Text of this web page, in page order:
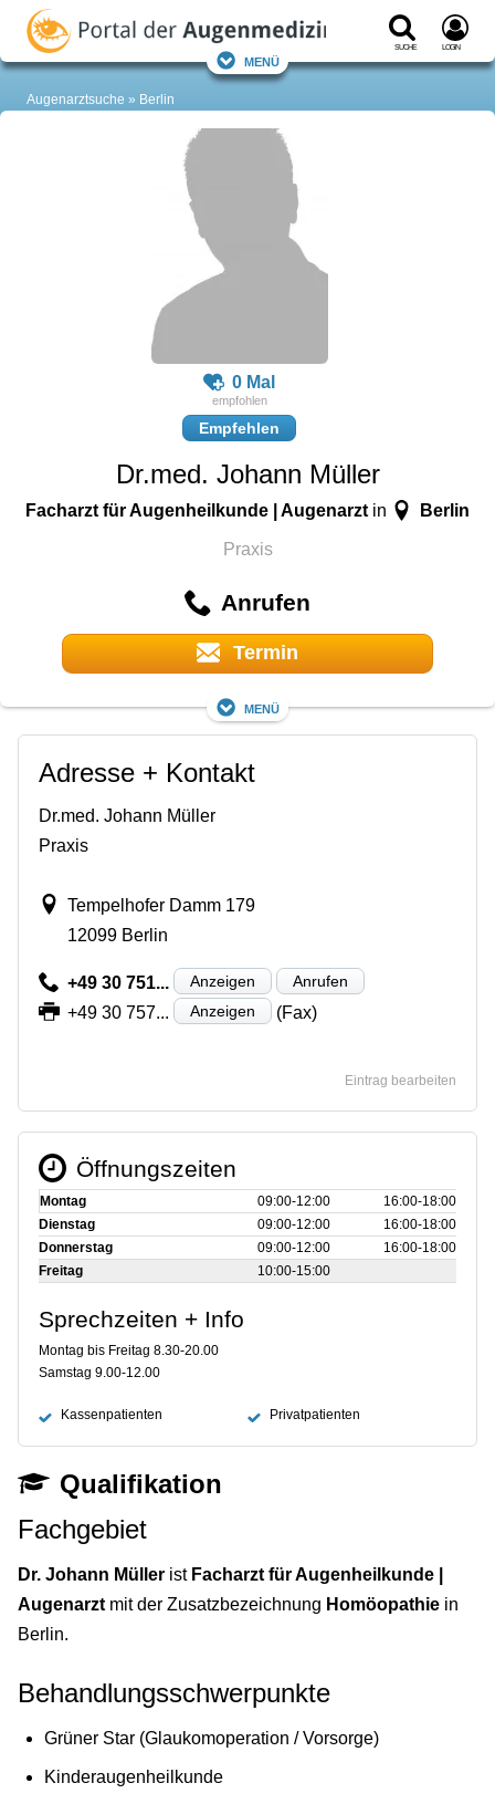
Suche Login
Menü
Augenarztsuche Berlin
0 Mal
Empfehlen
Dr.med. Johann Müller
Facharzt für Augenheilkunde | Augenarzt in Berlin
Praxis
Anrufen
Termin
Menü
Adresse + Kontakt
Dr.med. Johann Müller
Praxis
Tempelhofer Damm 179
12099 Berlin
+49 30 751... Anzeigen Anrufen
+49 30 757... Anzeigen (Fax)
Eintrag bearbeiten
Öffnungszeiten
Montag 09:00‑12:00
16:00‑18:00
Dienstag
09:00‑12:00
16:00‑18:00
Donnerstag
09:00‑12:00
16:00‑18:00
Freitag
10:00‑15:00
Sprechzeiten + Info
Montag bis Freitag 8.30-20.00
Samstag 9.00-12.00
Kassenpatienten Privatpatienten
Qualifikation
Fachgebiet
Dr. Johann Müller ist Facharzt für Augenheilkunde |
Augenarzt mit der Zusatzbezeichnung Homöopathie in
Berlin.
Behandlungsschwerpunkte
Grüner Star (Glaukomoperation / Vorsorge)
Kinderaugenheilkunde